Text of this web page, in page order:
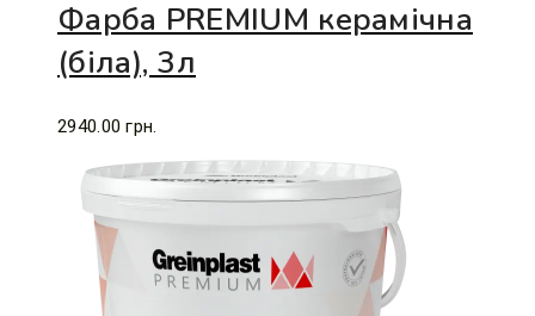
Фарба PREMIUM керамічна
(біла), 3л
2940.00 грн.